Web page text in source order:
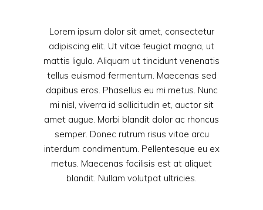
Lorem ipsum dolor sit amet, consectetur
adipiscing elit. Ut vitae feugiat magna, ut
mattis ligula. Aliquam ut tincidunt venenatis
tellus euismod fermentum. Maecenas sed
dapibus eros. Phasellus eu mi metus. Nunc
mi nisl, viverra id sollicitudin et, auctor sit
amet augue. Morbi blandit dolor ac rhoncus
semper. Donec rutrum risus vitae arcu
interdum condimentum. Pellentesque eu ex
metus. Maecenas facilisis est at aliquet
blandit. Nullam volutpat ultricies.